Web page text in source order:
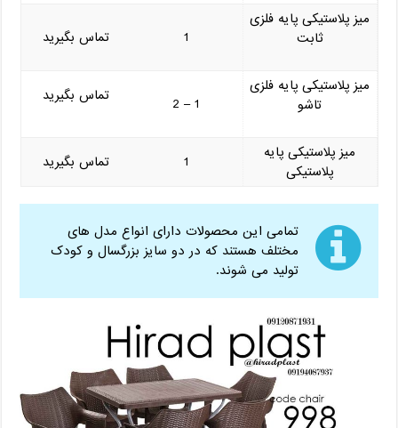
میز پلاستیکی پایه فلزی
ثابت
1 تماس بگیرید
میز پلاستیکی پایه فلزی
تاشو
1 – 2 تماس بگیرید
میز پلاستیکی پایه
پلاستیکی
1 تماس بگیرید
تمامی این محصولات دارای انواع مدل های
مختلف هستند که در دو سایز بزرگسال و کودک
تولید می شوند.